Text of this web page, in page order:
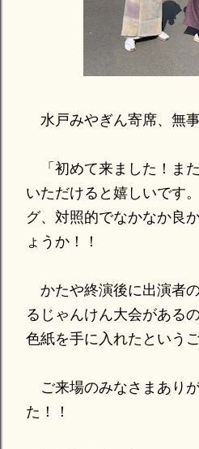
水戸みやぎん寄席、無事
「初めて来ました！ま
いただけると嬉しいです
グ、対照的でなかなか良
ょうか！！
かたや終演後に出演者
るじゃんけん大会がある
色紙を手に入れたという
ご来場のみなさまあり
た！！